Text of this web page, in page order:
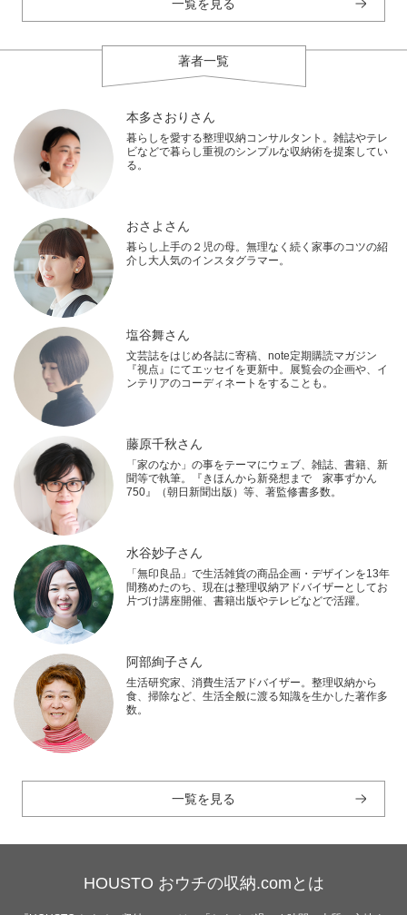
一覧を見る
著者一覧
本多さおりさん
暮らしを愛する整理収納コンサルタント。雑誌やテレ
ビなどで暮らし重視のシンプルな収納術を提案してい
る。
おさよさん
暮らし上手の２児の母。無理なく続く家事のコツの紹
介し大人気のインスタグラマー。
塩谷舞さん
文芸誌をはじめ各誌に寄稿、note定期購読マガジン
『視点』にてエッセイを更新中。展覧会の企画や、イ
ンテリアのコーディネートをすることも。
藤原千秋さん
「家のなか」の事をテーマにウェブ、雑誌、書籍、新
聞等で執筆。『きほんから新発想まで 家事ずかん
750』（朝日新聞出版）等、著監修書多数。
水谷妙子さん
「無印良品」で生活雑貨の商品企画・デザインを13年
間務めたのち、現在は整理収納アドバイザーとしてお
片づけ講座開催、書籍出版やテレビなどで活躍。
阿部絢子さん
生活研究家、消費生活アドバイザー。整理収納から
食、掃除など、生活全般に渡る知識を生かした著作多
数。
一覧を見る
HOUSTO おウチの収納.comとは